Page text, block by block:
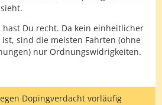
Du recht. Da kein einheitlicher
sind die meisten Fahrten (ohne
nur Ordnungswidrigkeiten.
Dopingverdacht vorläufig